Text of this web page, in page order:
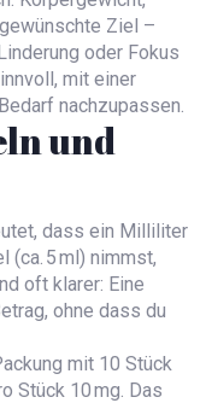
Ziel –
oder Fokus
mit einer
nachzupassen.
und
dass ein Milliliter
(ca. 5 ml) nimmst,
oft klarer: Eine
ohne dass du
mit 10 Stück
Stück 10 mg. Das